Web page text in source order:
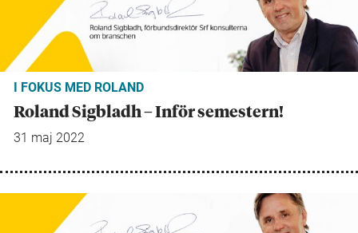
I FOKUS MED ROLAND
Roland Sigbladh – Inför semestern!
31 maj 2022